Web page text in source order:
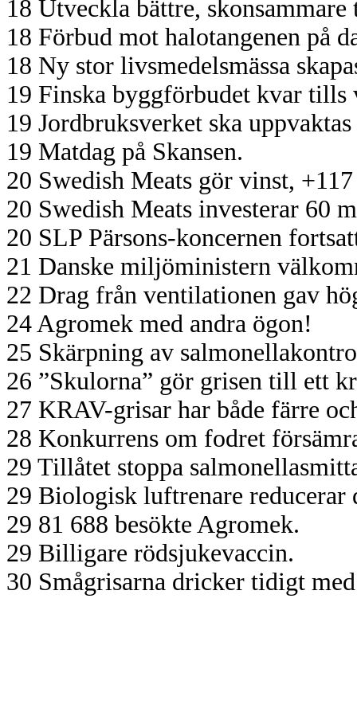
18 Utveckla bättre,
18 Förbud mot halotangenen på
18 Ny stor livsmedelsmässa
19 Finska byggförbudet kvar tills
19 Jordbruksverket ska
19 Matdag på Skansen.
20 Swedish Meats gör vinst,
20 Swedish Meats investerar 60
20 SLP Pärsons-koncernen
21 Danske miljöministern
22 Drag från ventilationen gav
24 Agromek med andra ögon!
25 Skärpning av
26 ”Skulorna” gör grisen till ett
27 KRAV-grisar har både färre
28 Konkurrens om fodret
29 Tillåtet stoppa
29 Biologisk luftrenare reducerar
29 81 688 besökte Agromek.
29 Billigare rödsjukevaccin.
30 Smågrisarna dricker tidigt